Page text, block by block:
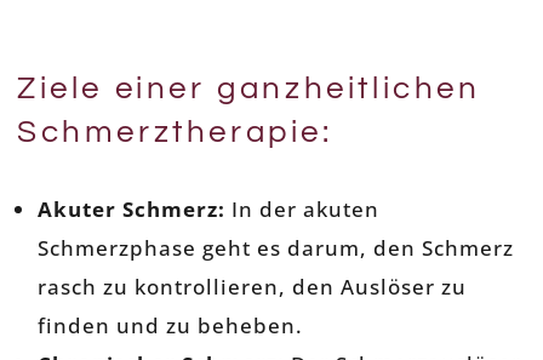
Ziele einer ganzheitlichen
Schmerztherapie:
Akuter Schmerz: In der akuten
Schmerzphase geht es darum, den Schmerz
rasch zu kontrollieren, den Auslöser zu
finden und zu beheben.